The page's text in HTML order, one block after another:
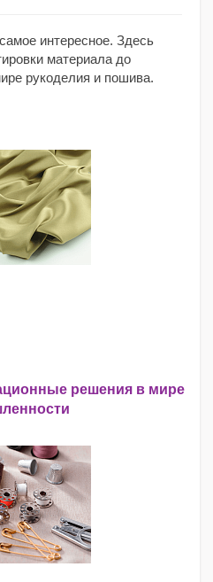
интересное. Здесь
материала до
рукоделия и пошива.
решения в мире